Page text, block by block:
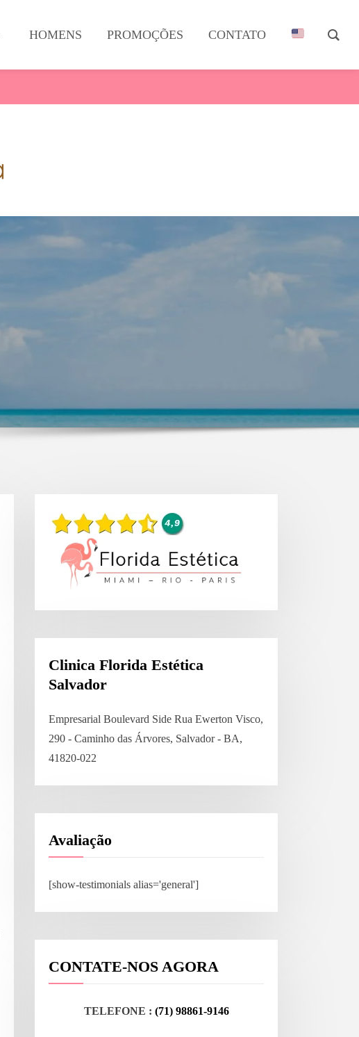
HOMENS PROMOÇÕES CONTATO
Clinica Florida Estética
Salvador
Empresarial Boulevard Side Rua Ewerton Visco,
290 - Caminho das Árvores, Salvador - BA,
41820-022
Avaliação
[show-testimonials alias='general']
CONTATE-NOS AGORA
TELEFONE : (71) 98861-9146